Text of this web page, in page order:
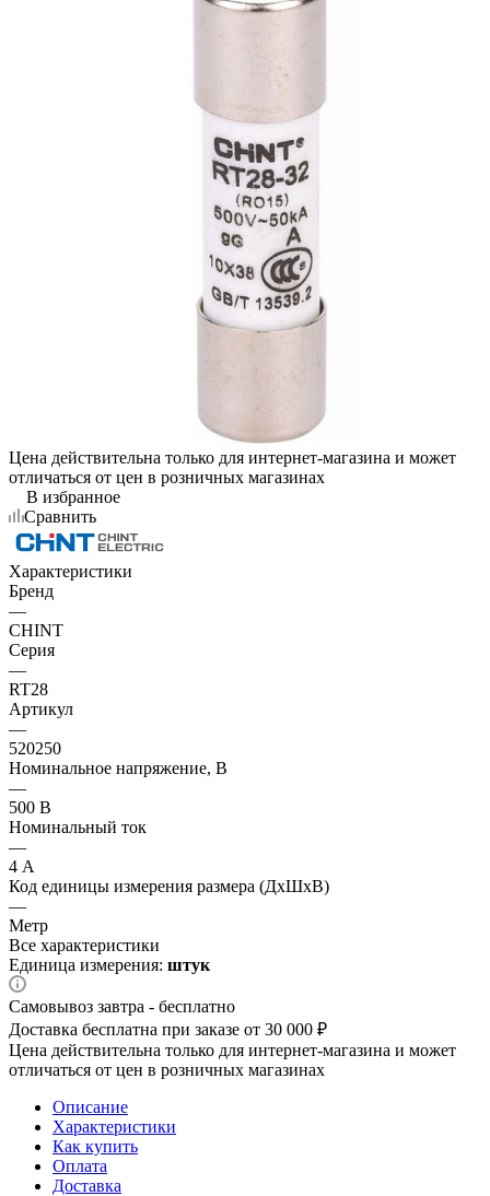
Цена действительна только для интернет-магазина и может
отличаться от цен в розничных магазинах
В избранное
Сравнить
Характеристики
Бренд
—
CHINT
Серия
—
RT28
Артикул
—
520250
Номинальное напряжение, В
—
500 В
Номинальный ток
—
4 А
Код единицы измерения размера (ДхШхВ)
—
Метр
Все характеристики
Единица измерения: штук
Самовывоз завтра - бесплатно
Доставка бесплатна при заказе от 30 000 ₽
Цена действительна только для интернет-магазина и может
отличаться от цен в розничных магазинах
Описание
Характеристики
Как купить
Оплата
Доставка